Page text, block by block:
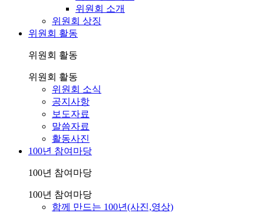
위원회 소개
위원회 상징
위원회 활동
위원회 활동
위원회 활동
위원회 소식
공지사항
보도자료
말씀자료
활동사진
100년 참여마당
100년 참여마당
100년 참여마당
함께 만드는 100년(사진,영상)